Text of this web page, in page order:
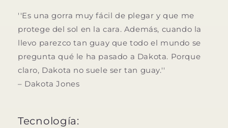
''Es una gorra muy fácil de plegar y que me
protege del sol en la cara. Además, cuando la
llevo parezco tan guay que todo el mundo se
pregunta qué le ha pasado a Dakota. Porque
claro, Dakota no suele ser tan guay.''
– Dakota Jones
Tecnología: